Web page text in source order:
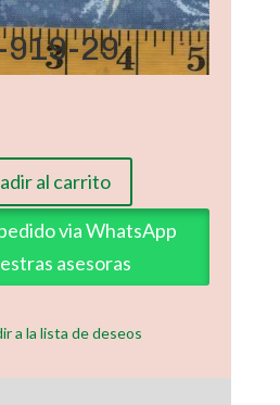
29
al carrito
via WhatsApp
asesoras
a la lista de deseos